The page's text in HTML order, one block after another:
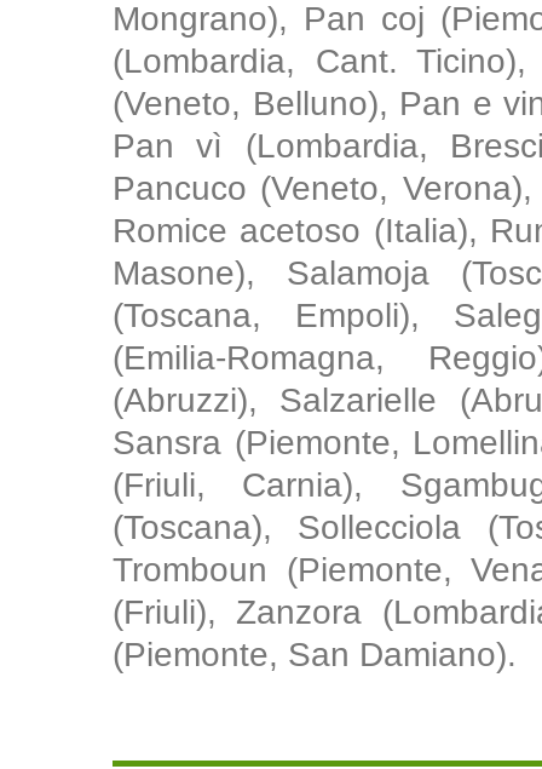
Mongrano), Pan coj
(Lombardia, Cant.
(Veneto, Belluno), Pan e
Pan vì (Lombardia,
Pancuco (Veneto,
Romice acetoso (Italia),
Masone), Salamoja
(Toscana, Empoli),
(Emilia-Romagna,
(Abruzzi), Salzarielle
Sansra (Piemonte,
(Friuli, Carnia),
(Toscana), Sollecciola
Tromboun (Piemonte,
(Friuli), Zanzora
(Piemonte, San Damiano).